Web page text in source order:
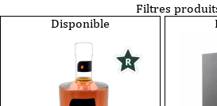
Filtres
Disponible